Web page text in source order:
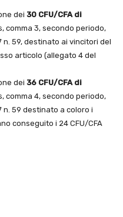
dei 30 CFU/CFA di
comma 3, secondo periodo,
n. 59, destinato ai vincitori del
articolo (allegato 4 del
dei 36 CFU/CFA di
comma 4, secondo periodo,
n. 59 destinato a coloro i
conseguito i 24 CFU/CFA